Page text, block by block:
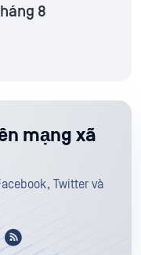
8
mạng xã
Twitter và